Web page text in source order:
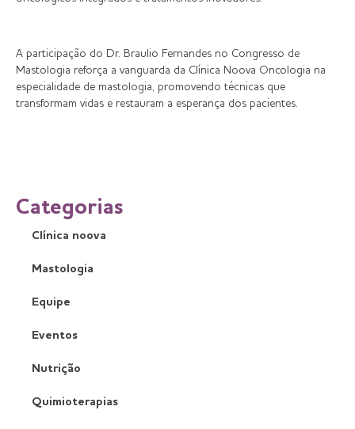
A participação do Dr. Braulio Fernandes no Congresso de
Mastologia reforça a vanguarda da Clínica Noova Oncologia na
especialidade de mastologia, promovendo técnicas que
transformam vidas e restauram a esperança dos pacientes.
Categorias
Clínica noova
Mastologia
Equipe
Eventos
Nutrição
Quimioterapias